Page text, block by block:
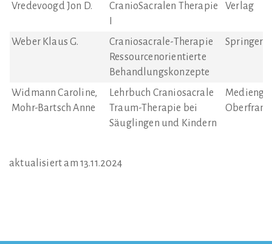
Vredevoogd Jon D.
CranioSacralen Therapie
Verlag
Weber Klaus G.
Craniosacrale-Therapie
Ressourcenorientierte
Behandlungskonzepte
Springer
Widmann Caroline,
Mohr-Bartsch Anne
Lehrbuch Craniosacrale
Traum-Therapie bei
Säuglingen und Kindern
aktualisiert am 13.11.2024